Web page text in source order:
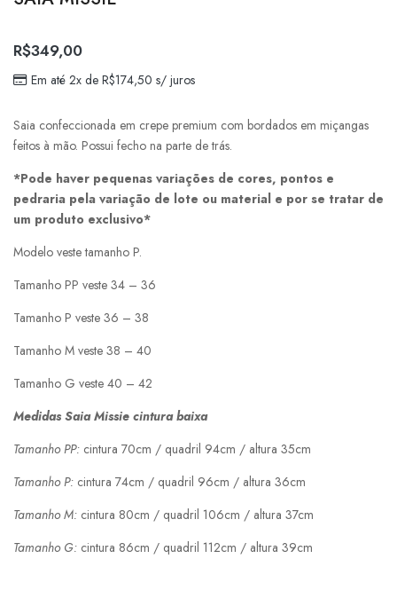
R$349,00
Em até 2x de R$174,50 s/ juros
Saia confeccionada em crepe premium com bordados em miçangas
feitos à mão. Possui fecho na parte de trás.
*Pode haver pequenas variações de cores, pontos e
pedraria pela variação de lote ou material e por se tratar de
um produto exclusivo*
Modelo veste tamanho P.
Tamanho PP veste 34 – 36
Tamanho P veste 36 – 38
Tamanho M veste 38 – 40
Tamanho G veste 40 – 42
Medidas Saia Missie cintura baixa
Tamanho PP: cintura 70cm / quadril 94cm / altura 35cm
Tamanho P: cintura 74cm / quadril 96cm / altura 36cm
Tamanho M: cintura 80cm / quadril 106cm / altura 37cm
Tamanho G: cintura 86cm / quadril 112cm / altura 39cm